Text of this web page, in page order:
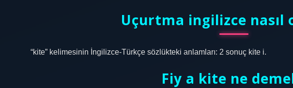
Uçurtma ingilizce nasıl
“kite” kelimesinin İngilizce-Türkçe sözlükteki anlamları: 2 sonuç kite i.
Fiy a kite ne